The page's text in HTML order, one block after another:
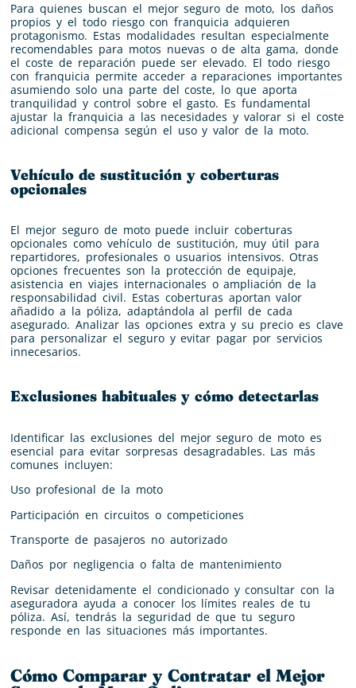
Para quienes buscan el mejor seguro de moto, los daños
propios y el todo riesgo con franquicia adquieren
protagonismo. Estas modalidades resultan especialmente
recomendables para motos nuevas o de alta gama, donde
el coste de reparación puede ser elevado. El todo riesgo
con franquicia permite acceder a reparaciones importantes
asumiendo solo una parte del coste, lo que aporta
tranquilidad y control sobre el gasto. Es fundamental
ajustar la franquicia a las necesidades y valorar si el coste
adicional compensa según el uso y valor de la moto.
Vehículo de sustitución y coberturas
opcionales
El mejor seguro de moto puede incluir coberturas
opcionales como vehículo de sustitución, muy útil para
repartidores, profesionales o usuarios intensivos. Otras
opciones frecuentes son la protección de equipaje,
asistencia en viajes internacionales o ampliación de la
responsabilidad civil. Estas coberturas aportan valor
añadido a la póliza, adaptándola al perfil de cada
asegurado. Analizar las opciones extra y su precio es clave
para personalizar el seguro y evitar pagar por servicios
innecesarios.
Exclusiones habituales y cómo detectarlas
Identificar las exclusiones del mejor seguro de moto es
esencial para evitar sorpresas desagradables. Las más
comunes incluyen:
Uso profesional de la moto
Participación en circuitos o competiciones
Transporte de pasajeros no autorizado
Daños por negligencia o falta de mantenimiento
Revisar detenidamente el condicionado y consultar con la
aseguradora ayuda a conocer los límites reales de tu
póliza. Así, tendrás la seguridad de que tu seguro
responde en las situaciones más importantes.
Cómo Comparar y Contratar el Mejor